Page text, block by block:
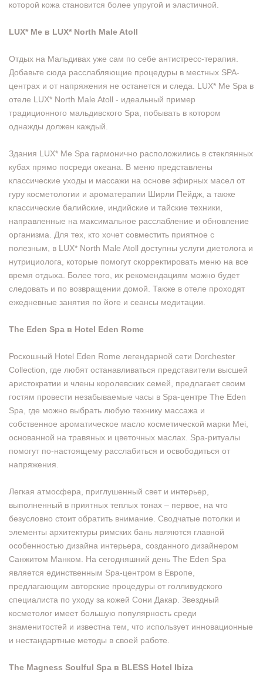
которой кожа становится более упругой и эластичной.
LUX* Me в LUX* North Male Atoll
Отдых на Мальдивах уже сам по себе антистресс-терапия.
Добавьте сюда расслабляющие процедуры в местных SPA-
центрах и от напряжения не останется и следа. LUX* Me Spa в
отеле LUX* North Male Atoll - идеальный пример
традиционного мальдивского Spa, побывать в котором
однажды должен каждый.
Здания LUX* Me Spa гармонично расположились в стеклянных
кубах прямо посреди океана. В меню представлены
классические уходы и массажи на основе эфирных масел от
гуру косметологии и ароматерапии Ширли Пейдж, а также
классические балийские, индийские и тайские техники,
направленные на максимальное расслабление и обновление
организма. Для тех, кто хочет совместить приятное с
полезным, в LUX* North Male Atoll доступны услуги диетолога и
нутрициолога, которые помогут скорректировать меню на все
время отдыха. Более того, их рекомендациям можно будет
следовать и по возвращении домой. Также в отеле проходят
ежедневные занятия по йоге и сеансы медитации.
The Eden Spa в Hotel Eden Rome
Роскошный Hotel Eden Rome легендарной сети Dorchester
Collection, где любят останавливаться представители высшей
аристократии и члены королевских семей, предлагает своим
гостям провести незабываемые часы в Spa-центре The Eden
Spa, где можно выбрать любую технику массажа и
собственное ароматическое масло косметической марки Mei,
основанной на травяных и цветочных маслах. Spa-ритуалы
помогут по-настоящему расслабиться и освободиться от
напряжения.
Легкая атмосфера, приглушенный свет и интерьер,
выполненный в приятных теплых тонах – первое, на что
безусловно стоит обратить внимание. Сводчатые потолки и
элементы архитектуры римских бань являются главной
особенностью дизайна интерьера, созданного дизайнером
Санжитом Манком. На сегодняшний день The Eden Spa
является единственным Spa-центром в Европе,
предлагающим авторские процедуры от голливудского
специалиста по уходу за кожей Сони Дакар. Звездный
косметолог имеет большую популярность среди
знаменитостей и известна тем, что использует инновационные
и нестандартные методы в своей работе.
The Magness Soulful Spa в BLESS Hotel Ibiza